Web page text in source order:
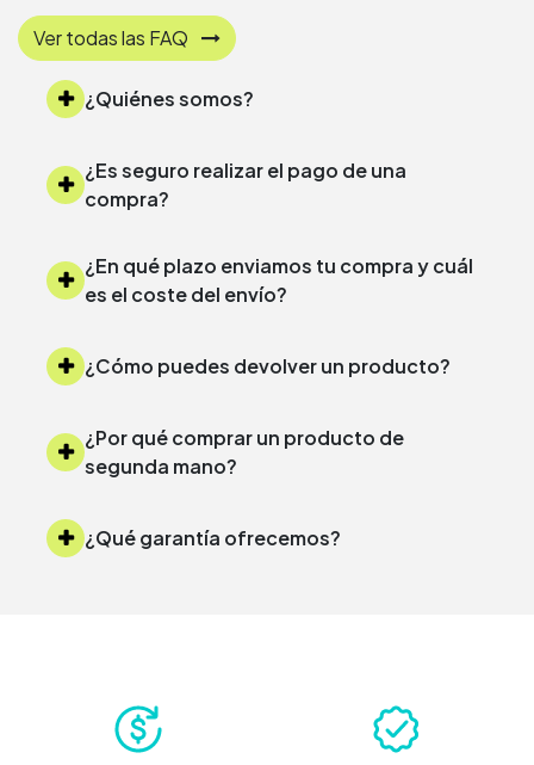
Ver todas las FAQ
¿Quiénes somos?
¿Es seguro realizar el pago de una
compra?
¿En qué plazo enviamos tu compra y cuál
es el coste del envío?
¿Cómo puedes devolver un producto?
¿Por qué comprar un producto de
segunda mano?
¿Qué garantía ofrecemos?